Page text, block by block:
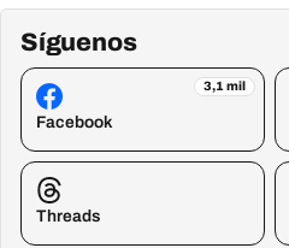
Síguenos
3,1 mil
Facebook
Threads